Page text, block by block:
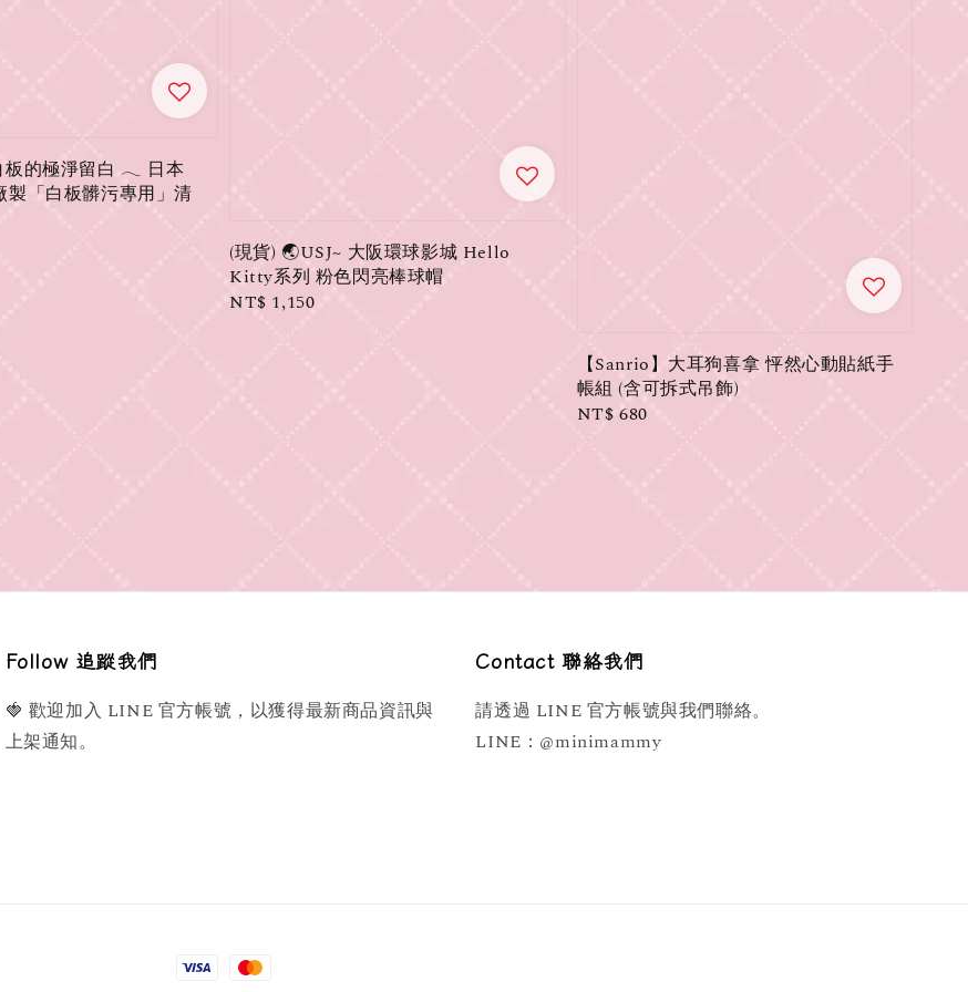
板的極淨留白 𓂃 日本
製「白板髒污專用」清
(現貨) 🌏USJ~ 大阪環球影城 Hello
Kitty系列 粉色閃亮棒球帽
Regular
NT$ 1,150
【Sanrio】大耳狗喜拿 怦然心動貼紙手
帳組 (含可拆式吊飾)
Regular
NT$ 680
Follow 追蹤我們
🍓 歡迎加入 LINE 官方帳號，以獲得最新商品資訊與
上架通知。
Contact 聯絡我們
請透過 LINE 官方帳號與我們聯絡。
LINE：@minimammy